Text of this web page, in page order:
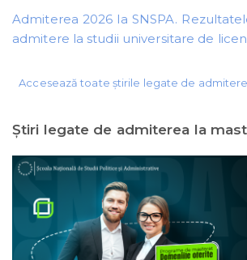
Admiterea 2026 la SNSPA.
admitere la studii universitare de
Accesează toate știrile legate de
Ştiri legate de admiterea la